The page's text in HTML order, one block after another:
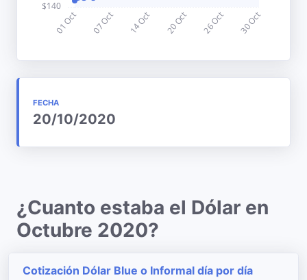
FECHA
20/10/2020
¿Cuanto estaba el Dólar en
Octubre 2020?
Cotización Dólar Blue o Informal día por día